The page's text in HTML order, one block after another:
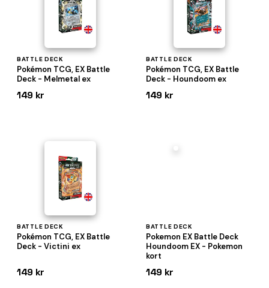
BATTLE DECK
Pokémon TCG, EX Battle
Deck - Melmetal ex
149 kr
BATTLE DECK
Pokémon TCG, EX Battle
Deck - Houndoom ex
149 kr
BATTLE DECK
Pokémon TCG, EX Battle
Deck - Victini ex
149 kr
BATTLE DECK
Pokemon EX Battle Deck
Houndoom EX - Pokemon
kort
149 kr